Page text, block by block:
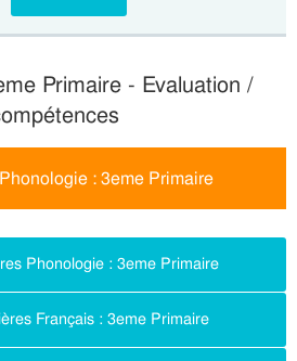
Primaire - Evaluation /
: 3eme Primaire
Phonologie : 3eme Primaire
Français : 3eme Primaire